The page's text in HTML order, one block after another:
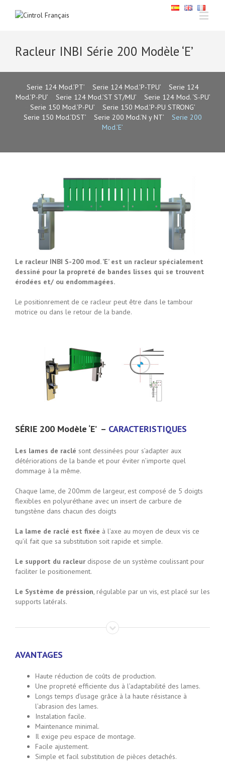
Racleur INBI Série 200 Modèle ‘E’
Serie 124 Mod.’PT’– Serie 124 Mod.’P-TPU’– Serie 124
Mod.’P-PU’– Serie 124 Mod.’ST ST/MU’– Serie 124 Mod. ‘S-PU’
Serie 150 Mod.’P-PU’ Serie 150 Mod.’P-PU STRONG’
Serie 150 Mod.’DST’– Serie 200 Mod.’N y NT’– Serie 200
Mod.’E’
Le racleur INBI S-200 mod. ’E’ est un racleur spécialement
dessiné pour la propreté de bandes lisses qui se trouvent
érodées et/ ou endommagées.
Le positionrement de ce racleur peut être dans le tambour
motrice ou dans le retour de la bande.
SÉRIE 200 Modèle ‘E’ – CARACTERISTIQUES
Les lames de raclé sont dessinées pour s’adapter aux
détériorations de la bande et pour éviter n’importe quel
dommage à la même.
Chaque lame, de 200mm de largeur, est composé de 5 doigts
flexibles en polyuréthane avec un insert de carbure de
tungstène dans chacun des doigts
La lame de raclé est fixée à l’axe au moyen de deux vis ce
qu’il fait que sa substitution soit rapide et simple.
Le support du racleur dispose de un système coulissant pour
faciliter le positionement.
Le Système de préssion, régulable par un vis, est placé sur les
supports latérals.
AVANTAGES
Haute réduction de coûts de production.
Une propreté efficiente dus à l’adaptabilité des lames.
Longs temps d’usage grâce à la haute résistance à
l’abrasion des lames.
Instalation facile.
Maintenance minimal.
Il exige peu espace de montage.
Facile ajustement.
Simple et facil substitution de pièces detachés.